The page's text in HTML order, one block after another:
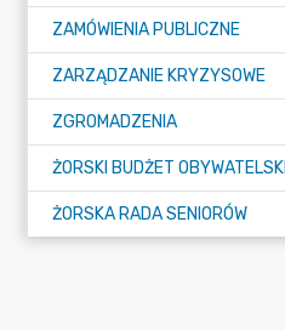
ZAMÓWIENIA PUBLICZNE
ZARZĄDZANIE KRYZYSOWE
ZGROMADZENIA
ŻORSKI BUDŻET OBYWATELSKI
ŻORSKA RADA SENIORÓW